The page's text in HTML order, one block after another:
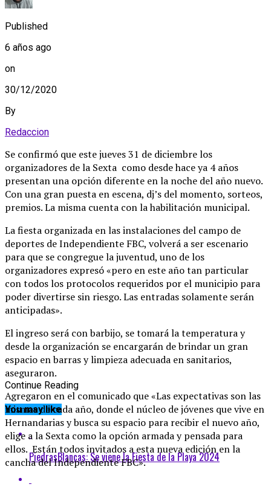
Published
6 años ago
on
30/12/2020
By
Redaccion
Se confirmó que este jueves 31 de diciembre los
organizadores de la Sexta como desde hace ya 4 años
presentan una opción diferente en la noche del año nuevo.
Con una gran puesta en escena, dj’s del momento, sorteos,
premios. La misma cuenta con la habilitación municipal.
La fiesta organizada en las instalaciones del campo de
deportes de Independiente FBC, volverá a ser escenario
para que se congregue la juventud, uno de los
organizadores expresó «pero en este año tan particular
con todos los protocolos requeridos por el municipio para
poder divertirse sin riesgo. Las entradas solamente serán
anticipadas».
El ingreso será con barbijo, se tomará la temperatura y
desde la organización se encargarán de brindar un gran
espacio en barras y limpieza adecuada en sanitarios,
aseguraron.
Agregaron en el comunicado que «Las expectativas son las
mismas de cada año, donde el núcleo de jóvenes que vive en
Hernandarias y busca su espacio para recibir el nuevo año,
elige a la Sexta como la opción armada y pensada para
ellos. Están todos invitados a esta nueva edición en la
cancha del Independiente FBC».
Continue Reading
You may like
PiedrasBlancas: Se viene la Fiesta de la Playa 2024